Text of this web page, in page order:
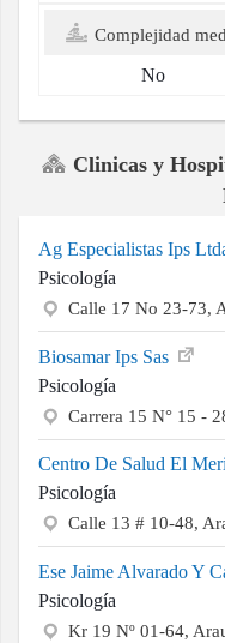
Complejidad
No
Clinicas y
Ag Especialistas Ips
Psicología
Calle 17 No 23-73,
Biosamar Ips Sas
Psicología
Carrera 15 N° 15 -
Centro De Salud El
Psicología
Calle 13 # 10-48,
Ese Jaime Alvarado Y
Psicología
Kr 19 Nº 01-64,